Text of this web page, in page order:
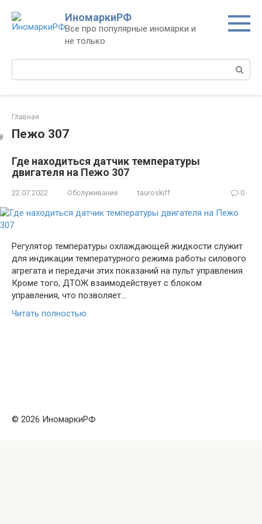
контенту
ИномаркиРФ
Все про популярные иномарки и
не только
Поиск:
Главная
Пежо 307
Где находиться датчик температуры
двигателя на Пежо 307
22.07.2022 Обслуживание tauroskiff 0
Регулятор температуры охлаждающей жидкости служит
для индикации температурного режима работы силового
агрегата и передачи этих показаний на пульт управления.
Кроме того, ДТОЖ взаимодействует с блоком
управления, что позволяет…
Читать полностью
© 2026 ИномаркиРФ